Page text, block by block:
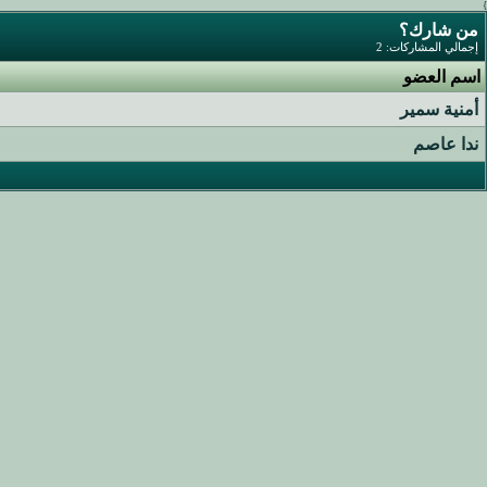
}
من شارك؟
إجمالي المشاركات: 2
اسم العضو
أمنية سمير
ندا عاصم